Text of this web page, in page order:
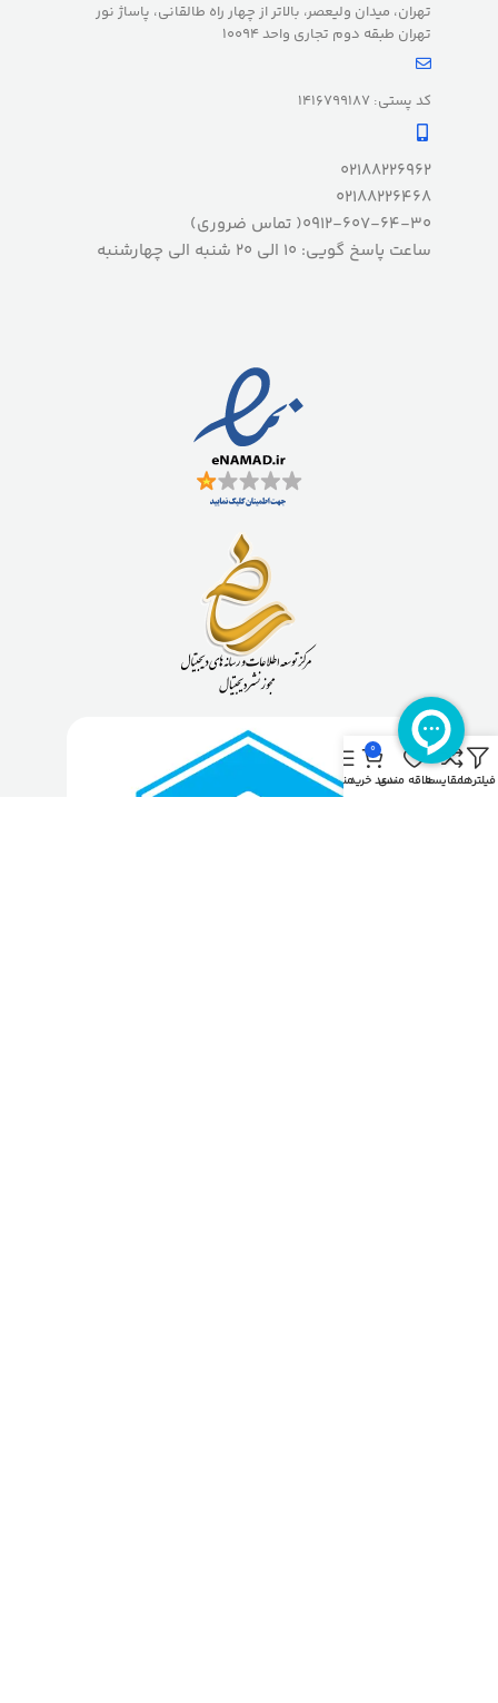
تهران، میدان ولیعصر، بالاتر از چهار راه طالقانی، پاساژ نور
تهران طبقه دوم تجاری واحد 10094
کد پستی: 1416799187
02188226962
02188226468
0912-607-64-30( تماس ضروری)
ساعت پاسخ گویی: 10 الی 20 شنبه الی چهارشنبه
فیلترهامقایسهعلاقه مندی
0
سبد خریدمنو